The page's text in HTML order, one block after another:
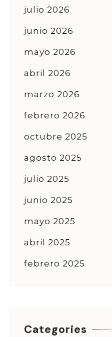
julio 2026
junio 2026
mayo 2026
abril 2026
marzo 2026
febrero 2026
octubre 2025
agosto 2025
julio 2025
junio 2025
mayo 2025
abril 2025
febrero 2025
Categories